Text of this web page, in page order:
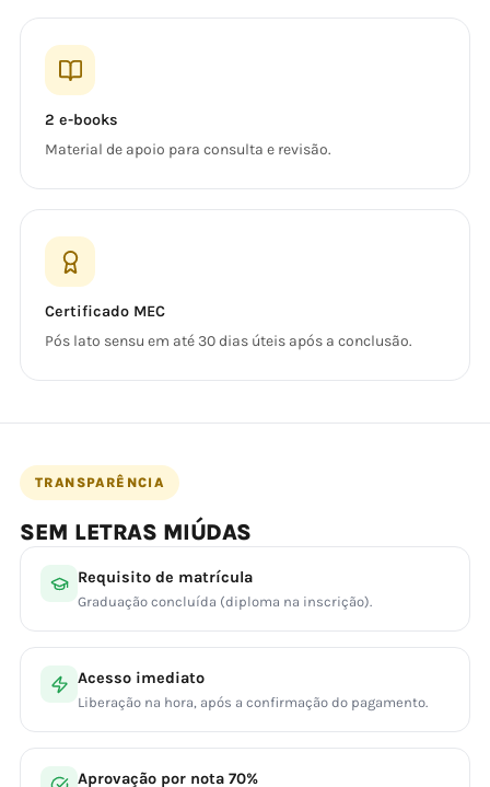
2 e-books
Material de apoio para consulta e revisão.
Certificado MEC
Pós lato sensu em até 30 dias úteis após a conclusão.
TRANSPARÊNCIA
SEM LETRAS MIÚDAS
Requisito de matrícula
Graduação concluída (diploma na inscrição).
Acesso imediato
Liberação na hora, após a confirmação do pagamento.
Aprovação por nota 70%